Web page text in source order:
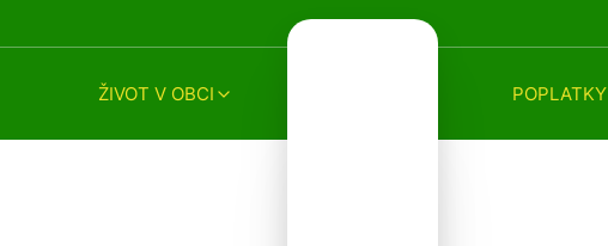
ŽIVOT V OBCI POPLATKY